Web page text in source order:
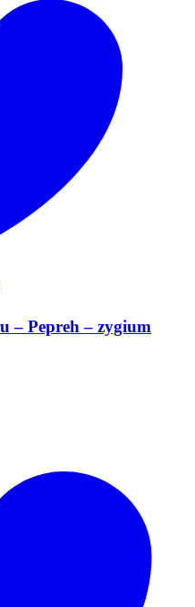
– Pepreh – zygium